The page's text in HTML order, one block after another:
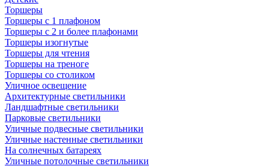
Торшеры
Торшеры с 1 плафоном
Торшеры с 2 и более плафонами
Торшеры изогнутые
Торшеры для чтения
Торшеры на треноге
Торшеры со столиком
Уличное освещение
Архитектурные светильники
Ландшафтные светильники
Парковые светильники
Уличные подвесные светильники
Уличные настенные светильники
На солнечных батареях
Уличные потолочные светильники